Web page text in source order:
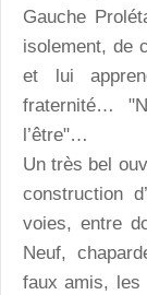
Gauche
isolement, de
et lui
fraternité…
l’être"…
Un très bel
construction
voies, entre
Neuf,
faux amis, les